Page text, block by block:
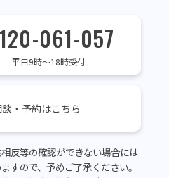
061-057
平日9時～18時受付
・予約はこちら
反等の確認ができない場合には
すので、予めご了承ください。